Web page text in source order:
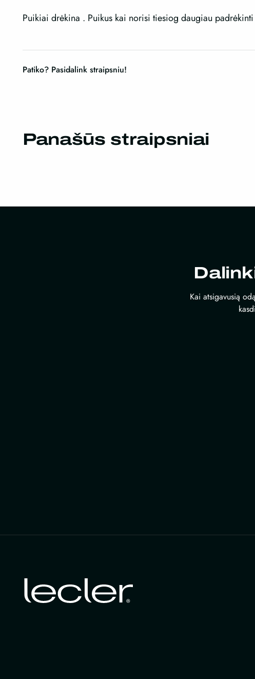
Puikiai drėkina . Puikus kai norisi tiesiog daugiau
Patiko? Pasidalink straipsniu!
Panašūs straipsniai
Kai atsigavusią